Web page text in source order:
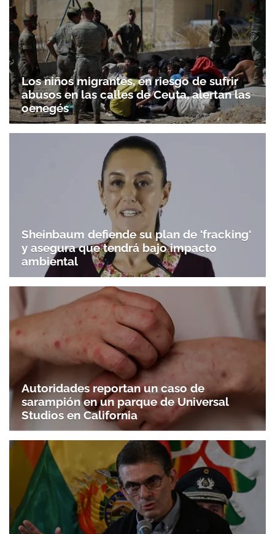
Los niños migrantes, en riesgo de sufrir
abusos en las calles de Ceuta, alertan las
oenegés
Sheinbaum defiende su plan de 'fracking'
y asegura que tendrá bajo impacto
ambiental
Autoridades reportan un caso de
sarampión en un parque de Universal
Studios en California